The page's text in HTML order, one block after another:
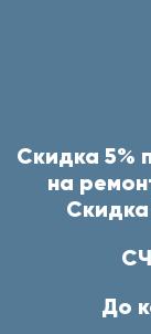
Скидка 5%
на
До